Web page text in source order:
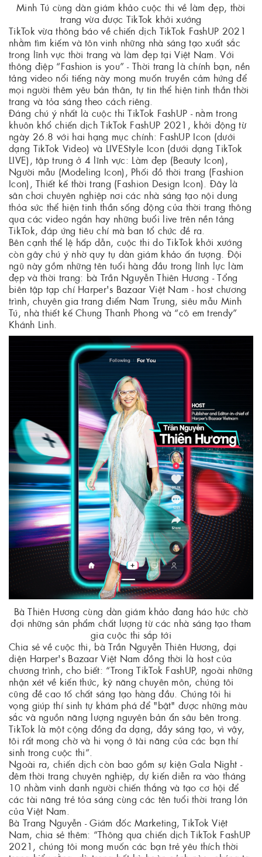
Minh Tú cùng dàn giám khảo cuộc thi về làm đẹp, thời
trang vừa được TikTok khởi xướng
TikTok vừa thông báo về chiến dịch TikTok FashUP 2021
nhằm tìm kiếm và tôn vinh những nhà sáng tạo xuất sắc
trong lĩnh vực thời trang và làm đẹp tại Việt Nam. Với
thông điệp “Fashion is you” - Thời trang là chính bạn, nền
tảng video nổi tiếng này mong muốn truyền cảm hứng để
mọi người thêm yêu bản thân, tự tin thể hiện tinh thần thời
trang và tỏa sáng theo cách riêng.
Đáng chú ý nhất là cuộc thi TikTok FashUP - nằm trong
khuôn khổ chiến dịch TikTok FashUP 2021, khởi động từ
ngày 26.8 với hai hạng mục chính: FashUP Icon (dưới
dạng TikTok Video) và LIVEStyle Icon (dưới dạng TikTok
LIVE), tập trung ở 4 lĩnh vực: Làm đẹp (Beauty Icon),
Người mẫu (Modeling Icon), Phối đồ thời trang (Fashion
Icon), Thiết kế thời trang (Fashion Design Icon). Đây là
sân chơi chuyên nghiệp nơi các nhà sáng tạo nội dung
thỏa sức thể hiện tinh thần sống động của thời trang thông
qua các video ngắn hay những buổi live trên nền tảng
TikTok, đáp ứng tiêu chí mà ban tổ chức đề ra.
Bên cạnh thể lệ hấp dẫn, cuộc thi do TikTok khởi xướng
còn gây chú ý nhờ quy tụ dàn giám khảo ấn tượng. Đội
ngũ này gồm những tên tuổi hàng đầu trong lĩnh lực làm
đẹp và thời trang: bà Trần Nguyễn Thiên Hương - Tổng
biên tập tạp chí Harper's Bazaar Việt Nam - host chương
trình, chuyên gia trang điểm Nam Trung, siêu mẫu Minh
Tú, nhà thiết kế Chung Thanh Phong và “cô em trendy”
Khánh Linh.
Bà Thiên Hương cùng dàn giám khảo đang háo hức chờ
đợi những sản phẩm chất lượng từ các nhà sáng tạo tham
gia cuộc thi sắp tới
Chia sẻ về cuộc thi, bà Trần Nguyễn Thiên Hương, đại
diện Harper's Bazaar Việt Nam đồng thời là host của
chương trình, cho biết: “Trong TikTok FashUP, ngoài những
nhận xét về kiến thức, kỹ năng chuyên môn, chúng tôi
cũng đề cao tố chất sáng tạo hàng đầu. Chúng tôi hi
vọng giúp thí sinh tự khám phá để "bật" được những màu
sắc và nguồn năng lượng nguyên bản ẩn sâu bên trong.
TikTok là một cộng đồng đa dạng, đầy sáng tạo, vì vậy,
tôi rất mong chờ và hi vọng ở tài năng của các bạn thí
sinh trong cuộc thi”.
Ngoài ra, chiến dịch còn bao gồm sự kiện Gala Night -
đêm thời trang chuyên nghiệp, dự kiến diễn ra vào tháng
10 nhằm vinh danh người chiến thắng và tạo cơ hội để
các tài năng trẻ tỏa sáng cùng các tên tuổi thời trang lớn
của Việt Nam.
Bà Trang Nguyễn - Giám đốc Marketing, TikTok Việt
Nam, chia sẻ thêm: “Thông qua chiến dịch TikTok FashUP
2021, chúng tôi mong muốn các bạn trẻ yêu thích thời